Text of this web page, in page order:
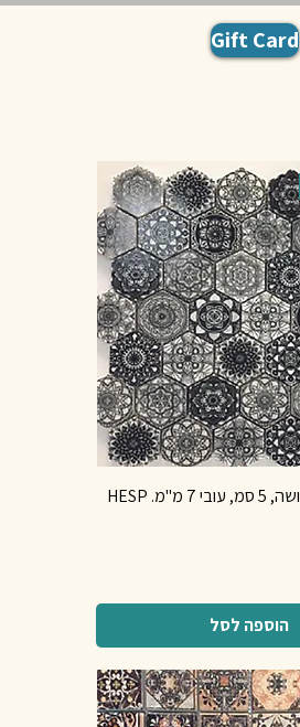
Gift Card
אריח פורצלן משושה, 5 סמ, עובי 7 מ"מ. HESP
הוספה לסל